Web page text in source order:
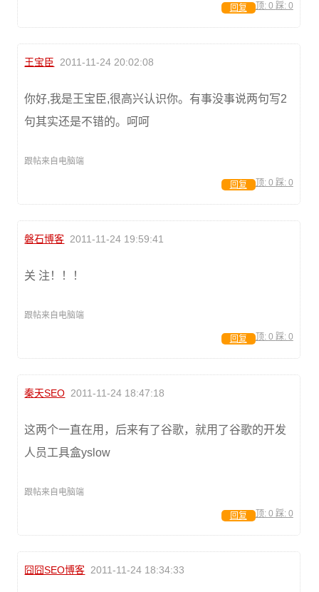
顶: 0 踩: 0
回复
王宝臣 2011-11-24 20:02:08
你好,我是王宝臣,很高兴认识你。有事没事说两句写2
句其实还是不错的。呵呵
跟帖来自电脑端
顶: 0 踩: 0
回复
磐石博客 2011-11-24 19:59:41
关 注！！！
跟帖来自电脑端
顶: 0 踩: 0
回复
秦天SEO 2011-11-24 18:47:18
这两个一直在用，后来有了谷歌，就用了谷歌的开发
人员工具盒yslow
跟帖来自电脑端
顶: 0 踩: 0
回复
囧囧SEO博客 2011-11-24 18:34:33